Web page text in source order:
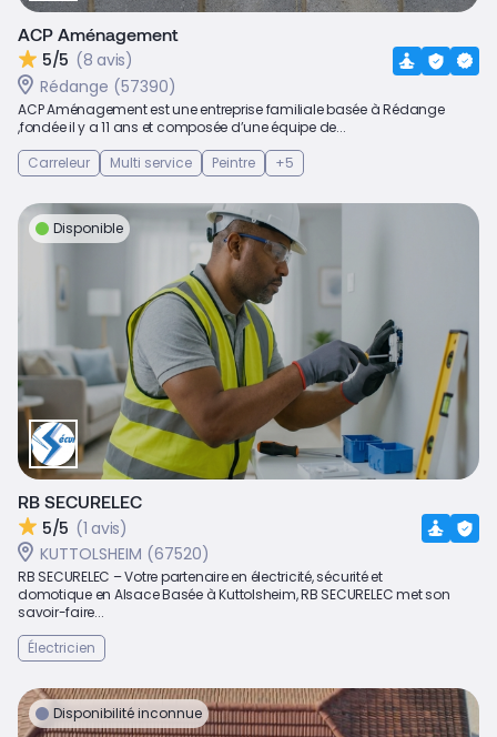
ACP Aménagement
5/5 (8 avis)
Rédange (57390)
ACP Aménagement est une entreprise familiale basée à Rédange
,fondée il y a 11 ans et composée d’une équipe de...
Carreleur
Multi service Peintre +5
Disponible
RB SECURELEC
5/5 (1 avis)
KUTTOLSHEIM (67520)
RB SECURELEC – Votre partenaire en électricité, sécurité et
domotique en Alsace Basée à Kuttolsheim, RB SECURELEC met son
savoir-faire...
Électricien
Disponibilité inconnue